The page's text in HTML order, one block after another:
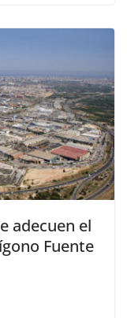
adecuen el
Fuente